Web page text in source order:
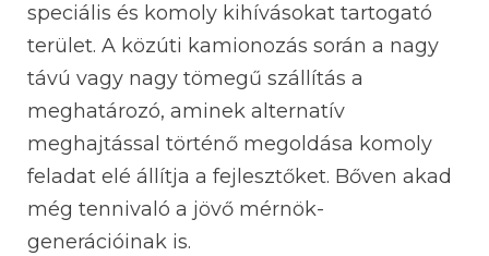
speciális és komoly kihívásokat tartogató
terület. A közúti kamionozás során a nagy
távú vagy nagy tömegű szállítás a
meghatározó, aminek alternatív
meghajtással történő megoldása komoly
feladat elé állítja a fejlesztőket. Bőven akad
még tennivaló a jövő mérnök-
generációinak is.